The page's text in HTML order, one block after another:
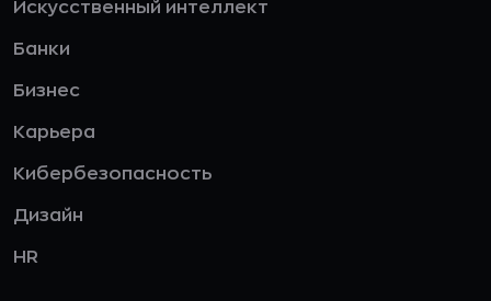
Искусственный интеллект
Банки
Бизнес
Карьера
Кибербезопасность
Дизайн
HR